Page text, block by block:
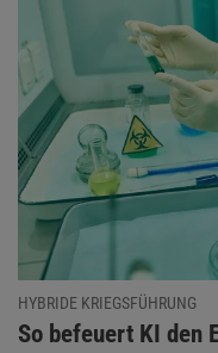
HYBRIDE KRIEGSFÜHRUNG
:
So befeuert KI den